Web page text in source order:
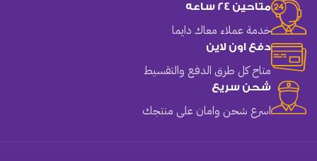
متاحين 24 ساعه
خدمة عملاء معاك دايما
دفع اون لاين
متاح كل طرق الدفع والتقسيط
شحن سريع
اسرع شحن وامان على منتجك